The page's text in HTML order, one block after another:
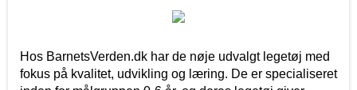
Hos BarnetsVerden.dk har de nøje udvalgt legetøj med
fokus på kvalitet, udvikling og læring. De er specialiseret